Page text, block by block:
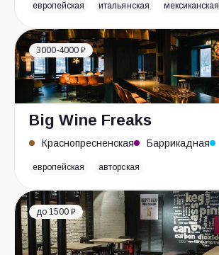
европейская итальянская мексиканская
3000-4000 ₽
Big Wine Freaks
Краснопресненская Баррикадная
европейская авторская
до 1500 ₽